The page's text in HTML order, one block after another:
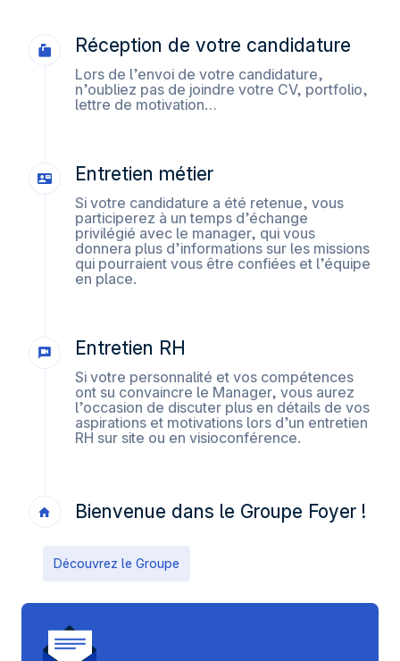
Réception de votre candidature
Lors de l’envoi de votre candidature,
n’oubliez pas de joindre votre CV, portfolio,
lettre de motivation…
Entretien métier
Si votre candidature a été retenue, vous
participerez à un temps d’échange
privilégié avec le manager, qui vous
donnera plus d’informations sur les missions
qui pourraient vous être confiées et l’équipe
en place.
Entretien RH
Si votre personnalité et vos compétences
ont su convaincre le Manager, vous aurez
l’occasion de discuter plus en détails de vos
aspirations et motivations lors d’un entretien
RH sur site ou en visioconférence.
Bienvenue dans le Groupe Foyer !
Découvrez le Groupe